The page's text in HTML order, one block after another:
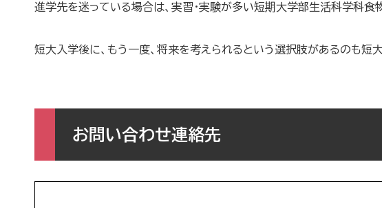
進学先を迷っている場合は、実習・実験が多い短期大学部生活科学科
短大入学後に、もう一度、将来を考えられるという選択肢があるのも短大
お問い合わせ連絡先